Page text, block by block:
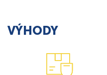
VÝHODY